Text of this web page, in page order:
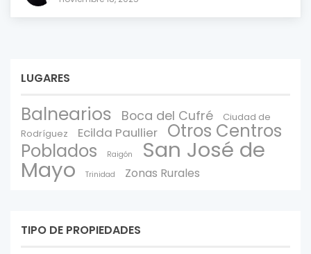
LUGARES
Balnearios Boca del Cufré
Ciudad de
Rodríguez
Ecilda Paullier
Otros Centros
Poblados
Raigón San José de
Mayo Trinidad Zonas Rurales
TIPO DE PROPIEDADES